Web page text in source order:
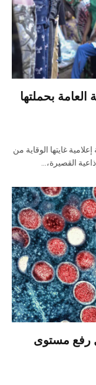
بحملتها
غايتها الوقاية من
القصيرة،…
رفع مستوى